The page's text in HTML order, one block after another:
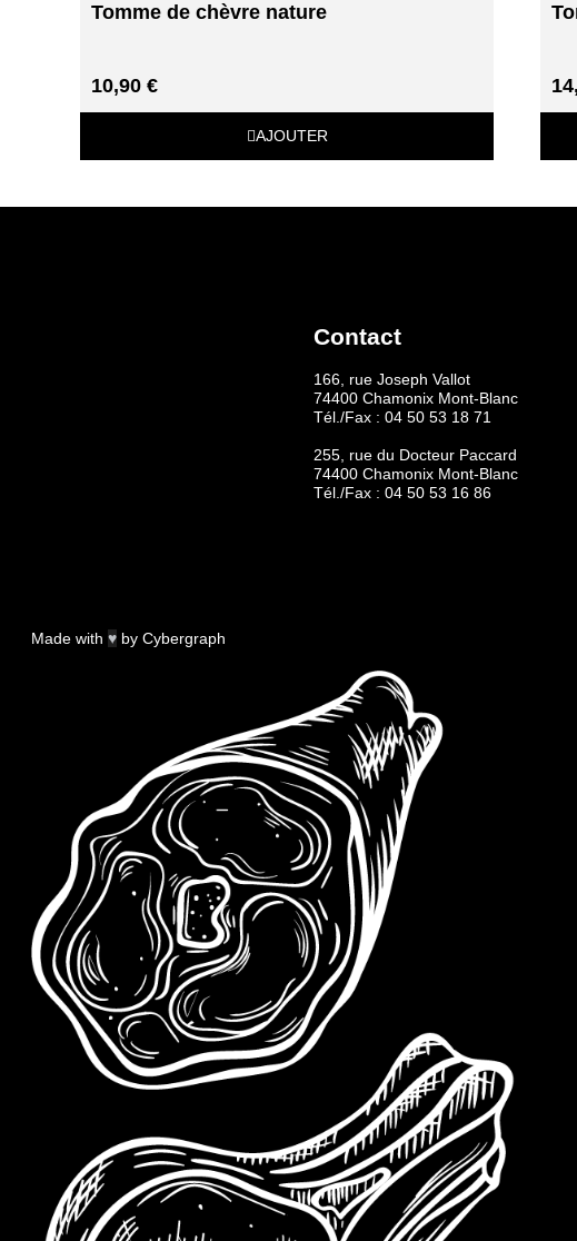
Tomme de chèvre nature
10,90 €
AJOUTER
Contact
166, rue Joseph Vallot
74400 Chamonix Mont-Blanc
Tél./Fax : 04 50 53 18 71
255, rue du Docteur Paccard
74400 Chamonix Mont-Blanc
Tél./Fax : 04 50 53 16 86
Made with ♥ by Cybergraph